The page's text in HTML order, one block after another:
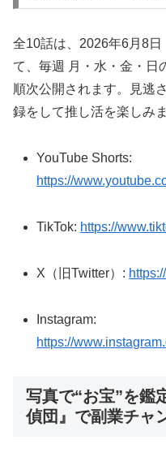
全10話は、2026年6月8
て、毎週 月・水・金・日
順次公開されます。見逃
録をして推し活を楽しみ
YouTube Shorts:
https://
TikTok: https://
X（旧Twitter）:
Instagram:
https://
写真で“お宝”を鑑
偵団』で副業チャ